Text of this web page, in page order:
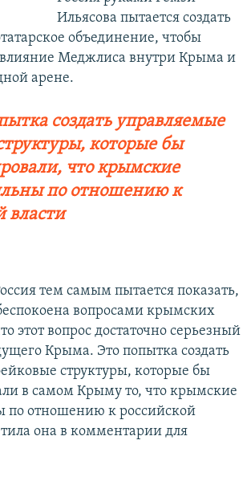
Ильясова пытается создать
объединение, чтобы
влияние Меджлиса внутри Крыма и
арене.​
создать управляемые
которые бы
что крымские
по отношению к
власти
тем самым пытается показать,
вопросами крымских
этот вопрос достаточно серьезный
Крыма. Это попытка создать
структуры, которые бы
в самом Крыму то, что крымские
по отношению к российской
она в комментарии для